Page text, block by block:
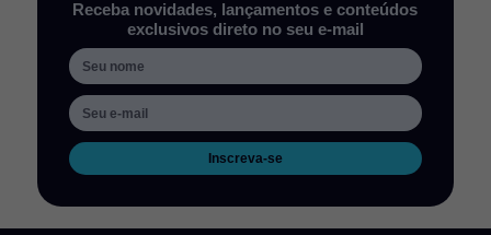
Receba novidades, lançamentos e conteúdos
exclusivos direto no seu e-mail
Inscreva-se